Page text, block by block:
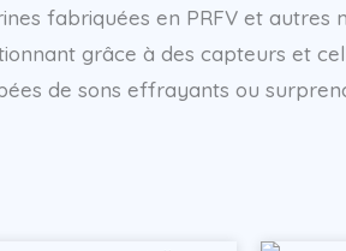
fabriquées en PRFV et
grâce à des capteurs et
de sons effrayants ou